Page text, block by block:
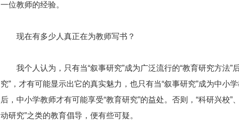
一位教师的经验。
现在有多少人真正在为教师写书？
我个人认为，只有当“叙事研究”成为广泛流行的“教育研究方法”
究”，才有可能显示出它的真实魅力，也只有当“叙事研究”成为中小
后，中小学教师才有可能享受“教育研究”的益处。否则，“科研兴校”
动研究”之类的教育倡导，便有些可疑。